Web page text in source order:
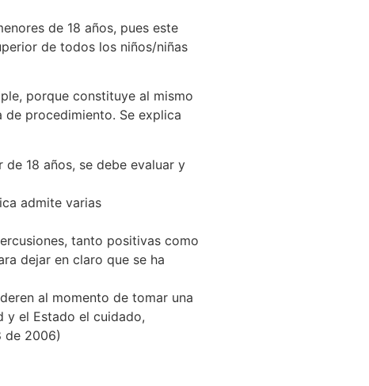
de 18 años, pues este
de todos los niños/niñas
porque constituye al mismo
procedimiento. Se explica
18 años, se debe evaluar y
admite varias
tanto positivas como
dejar en claro que se ha
al momento de tomar una
y el Estado el cuidado,
de 2006)